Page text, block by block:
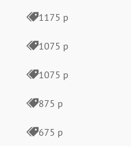
1175 р
1075 р
1075 р
875 р
675 р